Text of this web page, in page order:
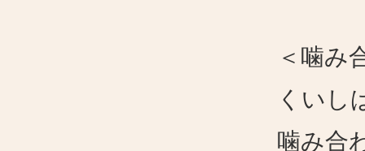
＜噛み
くいし
噛み合